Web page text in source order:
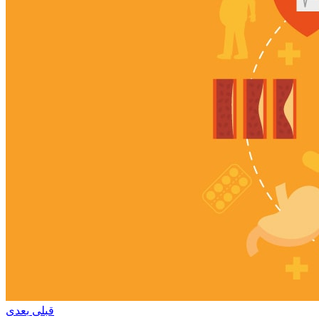
قبلی بعدی